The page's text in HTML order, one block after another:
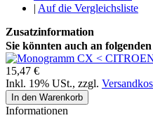
| Auf die Vergleichsliste
Zusatzinformation
Sie könnten auch an
15,47 €
Inkl. 19% USt., zzgl.
In den Warenkorb
Informationen